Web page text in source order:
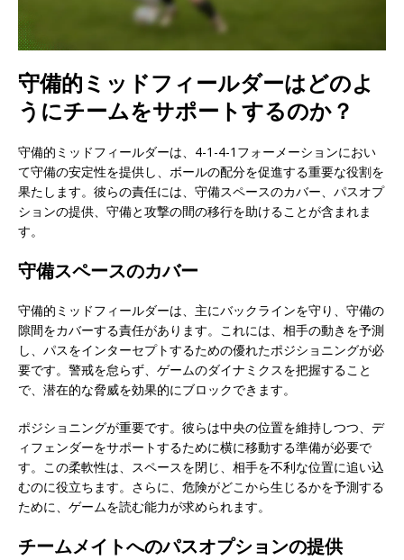
守備的ミッドフィールダーはどのよ
うにチームをサポートするのか？
守備的ミッドフィールダーは、4-1-4-1フォーメーションにおい
て守備の安定性を提供し、ボールの配分を促進する重要な役割を
果たします。彼らの責任には、守備スペースのカバー、パスオプ
ションの提供、守備と攻撃の間の移行を助けることが含まれま
す。
守備スペースのカバー
守備的ミッドフィールダーは、主にバックラインを守り、守備の
隙間をカバーする責任があります。これには、相手の動きを予測
し、パスをインターセプトするための優れたポジショニングが必
要です。警戒を怠らず、ゲームのダイナミクスを把握すること
で、潜在的な脅威を効果的にブロックできます。
ポジショニングが重要です。彼らは中央の位置を維持しつつ、デ
ィフェンダーをサポートするために横に移動する準備が必要で
す。この柔軟性は、スペースを閉じ、相手を不利な位置に追い込
むのに役立ちます。さらに、危険がどこから生じるかを予測する
ために、ゲームを読む能力が求められます。
チームメイトへのパスオプションの提供